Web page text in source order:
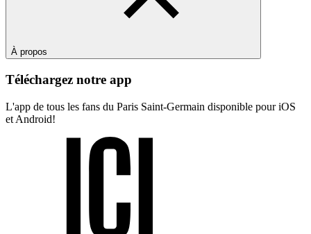
À propos
Téléchargez notre app
L'app de tous les fans du Paris Saint-Germain disponible pour iOS
et Android!